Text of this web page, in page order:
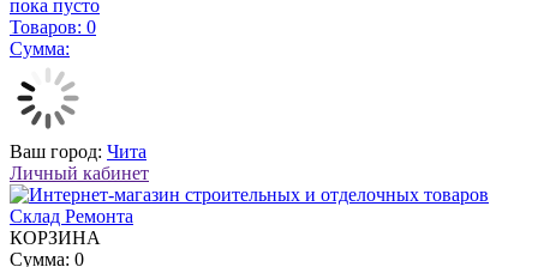
пока пусто
Товаров: 0
Сумма:
Ваш город: Чита
Личный кабинет
КОРЗИНА
Сумма: 0